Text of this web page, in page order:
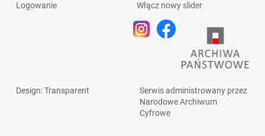
Logowanie
Włącz nowy slider
Design: Transparent
Serwis administrowany przez
Narodowe Archiwum
Cyfrowe